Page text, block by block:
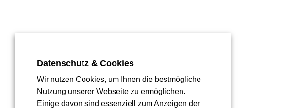
Datenschutz & Cookies
Wir nutzen Cookies, um Ihnen die bestmögliche
Nutzung unserer Webseite zu ermöglichen.
Einige davon sind essenziell zum Anzeigen der